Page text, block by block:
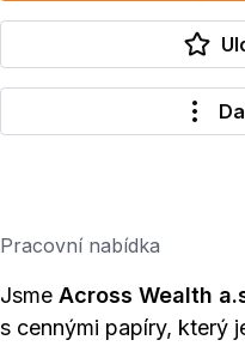
Pracovní nabídka
Jsme Across Wealth
s cennými papíry, který